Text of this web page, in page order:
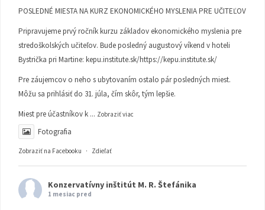
POSLEDNÉ MIESTA NA KURZ EKONOMICKÉHO MYSLENIA PRE UČITEĽOV
Pripravujeme prvý ročník kurzu základov ekonomického myslenia pre
stredoškolských učiteľov. Bude posledný augustový víkend v hoteli
Bystrička pri Martine: kepu.institute.sk/https://kepu.institute.sk/
Pre záujemcov o neho s ubytovaním ostalo pár posledných miest.
Môžu sa prihlásiť do 31. júla, čím skôr, tým lepšie.
Miest pre účastníkov k ... Zobraziť viac
Fotografia
Zobraziť na Facebooku · Zdieľať
Konzervatívny inštitút M. R. Štefánika
1 mesiac pred